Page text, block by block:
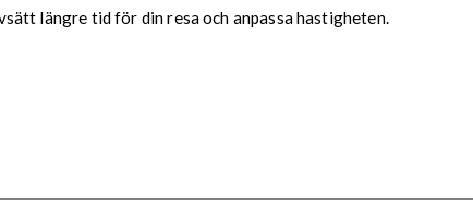
längre tid för din resa och anpassa hastigheten.